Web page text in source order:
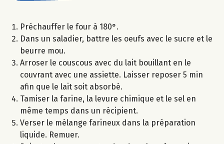
Préchauffer le four à 180°.
Dans un saladier, battre les oeufs avec le sucre et le
beurre mou.
Arroser le couscous avec du lait bouillant en le
couvrant avec une assiette. Laisser reposer 5 min
afin que le lait soit absorbé.
Tamiser la farine, la levure chimique et le sel en
même temps dans un récipient.
Verser le mélange farineux dans la préparation
liquide. Remuer.